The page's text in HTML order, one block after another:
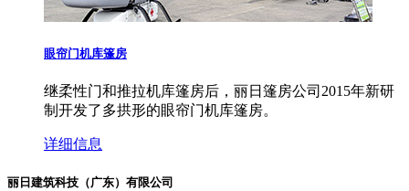
眼帘门机库篷房
继柔性门和推拉机库篷房后，丽日篷房公司2015年新研
制开发了多拱形的眼帘门机库篷房。
详细信息
丽日建筑科技（广东）有限公司